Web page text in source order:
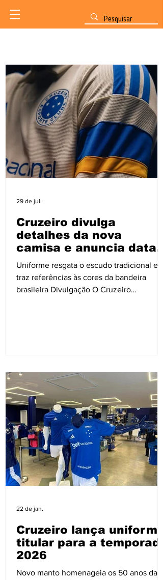
Cruzeiro divulga
detalhes da nova
camisa e anuncia data
de lançamento
Uniforme resgata o escudo tradicional e
traz referências às cores da bandeira
brasileira Divulgação O Cruzeiro
completo do clube no peito, substituindo
o modelo com as cinco estrelas soltas
utilizado nos últimos anos. O uniforme
também conta com
29 de jul.
Cruzeiro lança uniforme
titular para a temporada
2026
Novo manto homenageia os 50 anos da
22 de jan.